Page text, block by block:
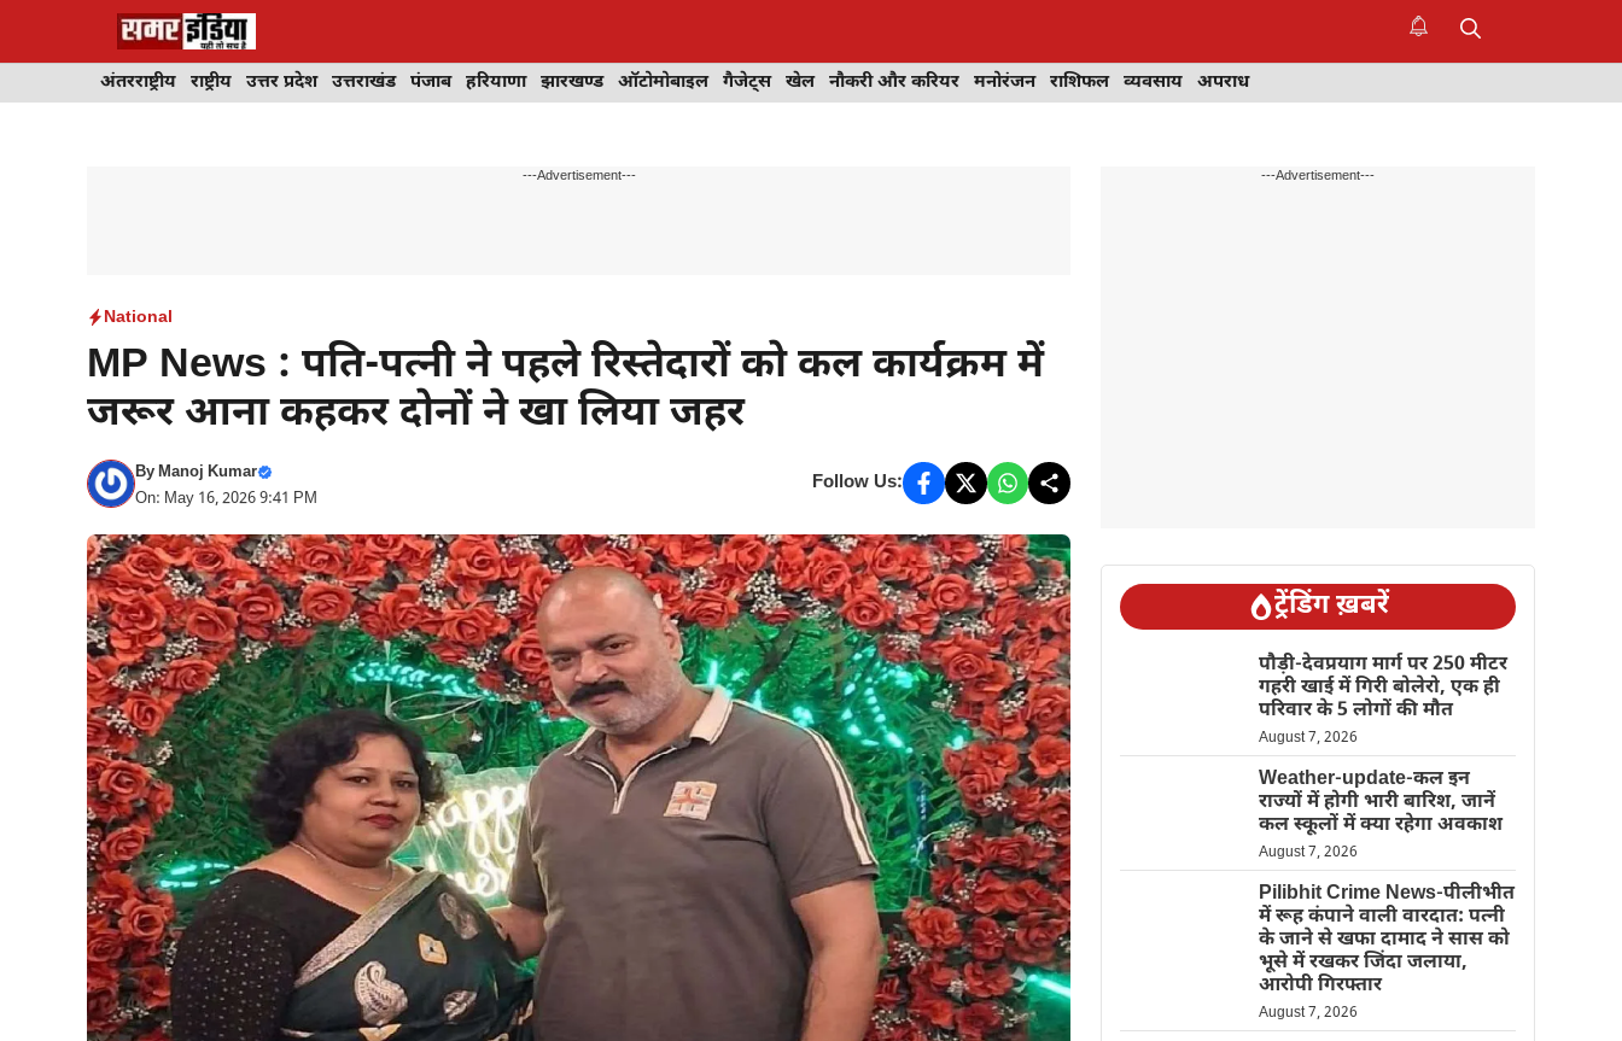
अंतरराष्ट्रीय राष्ट्रीय उत्तर प्रदेश उत्तराखंड पंजाब हरियाणा झारखण्ड ऑटोमोबाइल गैजेट्स खेल नौकरी और करियर मनोरंजन राशिफल व्यवसाय अपराध
---Advertisement---
National
MP News : पति-पत्नी ने पहले रिस्तेदारों को कल कार्यक्रम में
जरूर आना कहकर दोनों ने खा लिया जहर
ByManoj Kumar
On: May 16, 2026 9:41 PM
Follow Us:
---Advertisement---
ट्रेंडिंग ख़बरें
पौड़ी-देवप्रयाग मार्ग पर 250 मीटर
गहरी खाई में गिरी बोलेरो, एक ही
परिवार के 5 लोगों की मौत
August 7, 2026
Weather-update-कल इन
राज्यों में होगी भारी बारिश, जानें
कल स्कूलों में क्या रहेगा अवकाश
August 7, 2026
Pilibhit Crime News-पीलीभीत
में रूह कंपाने वाली वारदात: पत्नी
के जाने से खफा दामाद ने सास को
भूसे में रखकर जिंदा जलाया,
आरोपी गिरफ्तार
August 7, 2026